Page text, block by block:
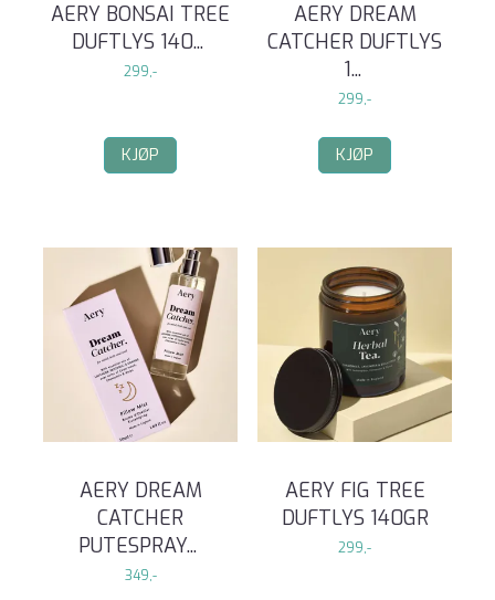
AERY BONSAI TREE
DUFTLYS 140...
299,-
KJØP
AERY DREAM
CATCHER DUFTLYS
1...
299,-
KJØP
AERY DREAM
CATCHER
PUTESPRAY...
349,-
AERY FIG TREE
DUFTLYS 140GR
299,-